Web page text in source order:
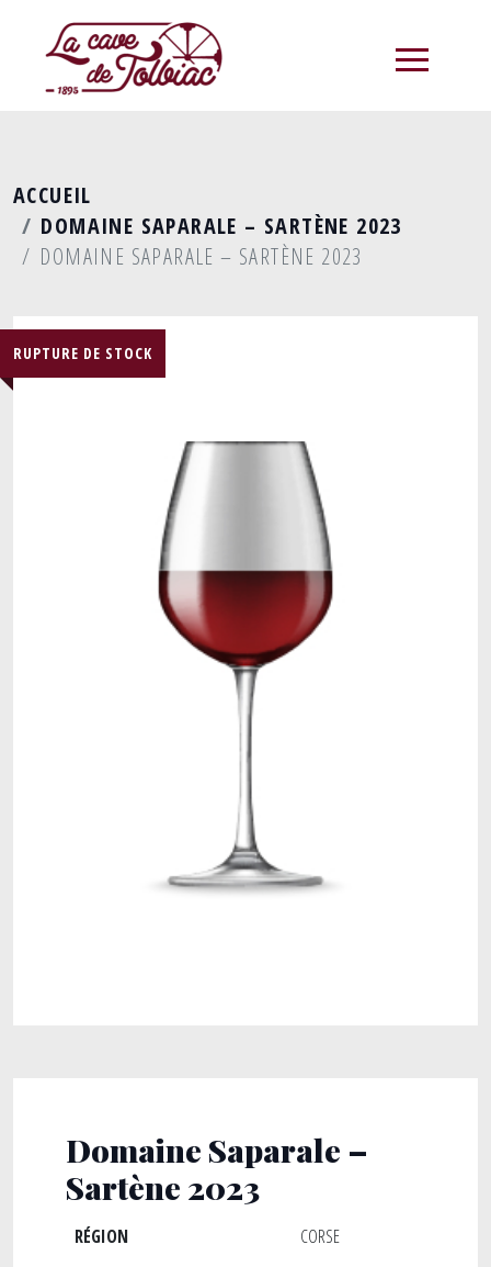
ACCUEIL
DOMAINE SAPARALE – SARTÈNE 2023
DOMAINE SAPARALE – SARTÈNE 2023
RUPTURE DE STOCK
Domaine Saparale –
Sartène 2023
RÉGION
CORSE